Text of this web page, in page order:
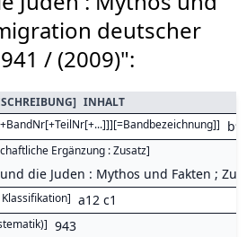
deutscher
/ (2009)":
] INHALT
]
Ergänzung : Zusatz]
die Juden : Mythos und Fakten ;
] a12 c1
] 943